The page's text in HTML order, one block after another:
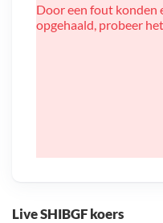
Live SHIBGF koers
Door een fout konden
opgehaald, probeer